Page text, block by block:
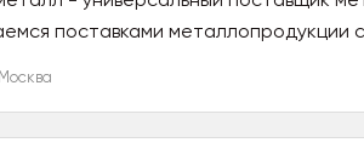
поставками металлопродукции
Москва